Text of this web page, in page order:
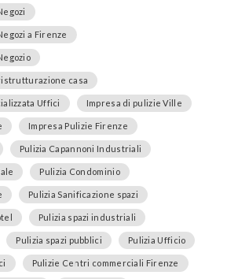
a Firenze
casa
Uffici Impresa di pulizie Ville
Impresa Pulizie Firenze
Pulizia Capannoni Industriali
Pulizia Condominio
Pulizia Sanificazione spazi
Pulizia spazi industriali
Pulizia spazi pubblici Pulizia Ufficio
Pulizie Centri commerciali Firenze